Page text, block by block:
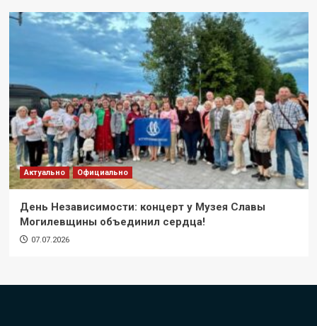
Актуально Официально
День Независимости: концерт у Музея Славы
Могилевщины объединил сердца!
07.07.2026